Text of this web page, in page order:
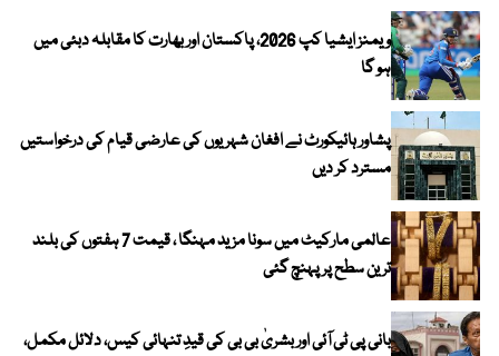
ویمنز ایشیا کپ 2026، پاکستان اور بھارت کا مقابلہ دبئی میں
ہو گا
پشاور ہائیکورٹ نے افغان شہریوں کی عارضی قیام کی درخواستیں
مسترد کر دیں
عالمی مارکیٹ میں سونا مزید مہنگا ، قیمت 7 ہفتوں کی بلند
ترین سطح پر پہنچ گئی
بانی پی ٹی آئی اور بشریٰ بی بی کی قیدِ تنہائی کیس، دلائل مکمل،